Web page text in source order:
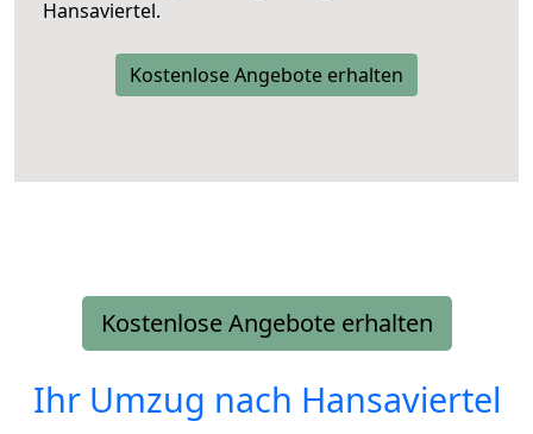
Hansaviertel.
Kostenlose Angebote erhalten
Kostenlose Angebote erhalten
Ihr Umzug nach Hansaviertel